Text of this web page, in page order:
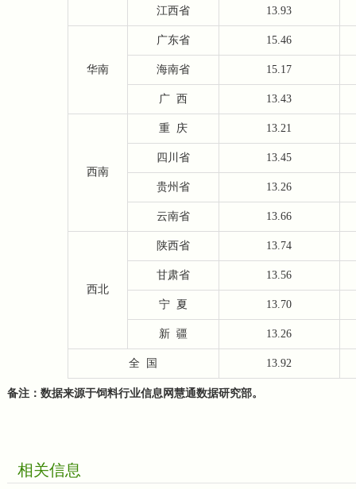
江西省 13.93
华南
广东省 15.46
海南省 15.17
广 西 13.43
西南
重 庆 13.21
四川省 13.45
贵州省 13.26
云南省 13.66
西北
陕西省 13.74
甘肃省 13.56
宁 夏 13.70
新 疆 13.26
全 国 13.92
备注：数据来源于饲料行业信息网慧通数据研究部。
相关信息